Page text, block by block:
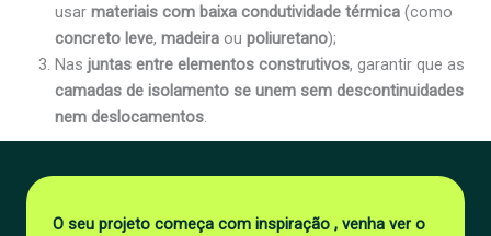
usar materiais com baixa condutividade térmica (como
concreto leve, madeira ou poliuretano);
Nas juntas entre elementos construtivos, garantir que as
camadas de isolamento se unem sem descontinuidades
nem deslocamentos.
O seu projeto começa com inspiração , venha ver o